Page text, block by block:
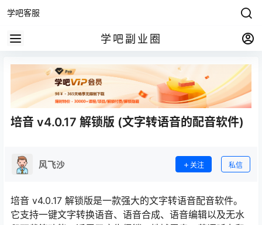
学吧客服
学吧副业圈
培音 v4.0.17 解锁版 (文字转语音的配音软件)
风飞沙 关注 私信
培音 v4.0.17 解锁版是一款强大的文字转语音配音软件。
它支持一键文字转换语音、语音合成、语音编辑以及无水